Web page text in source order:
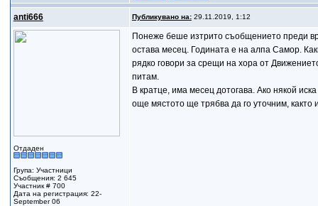
anti666 Публикувано на:29.11.2019, 1:12
Отдаден
Група: Участници
Съобщения: 2 645
Участник # 700
Дата на регистрация: 22-
September 06
Понеже беше изтрито съобщението преди
остава месец. Годината е на алпа Самор.
рядко говори за срещи на хора от
питам.
В кратце, има месец дотогава. Ако някой
още мястото ще трябва да го уточним, както